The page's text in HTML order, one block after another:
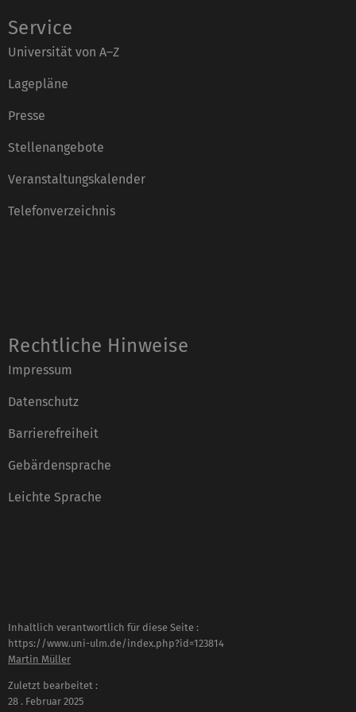
Service
Universität von A–Z
Lagepläne
Presse
Stellenangebote
Veranstaltungskalender
Telefonverzeichnis
Rechtliche Hinweise
Impressum
Datenschutz
Barrierefreiheit
Gebärdensprache
Leichte Sprache
Inhaltlich verantwortlich für diese Seite :
https://www.uni-ulm.de/index.php?id=123814
Martin Müller
Zuletzt bearbeitet :
28 . Februar 2025